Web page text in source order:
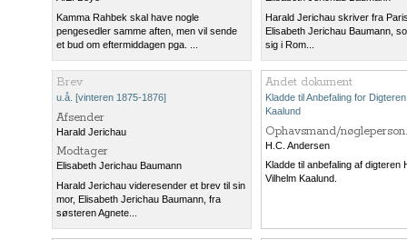
Kamma Rahbek skal have nogle
pengesedler samme aften, men vil sende
et bud om eftermiddagen pga. ...
Harald Jerichau skriver fra
Elisabeth Jerichau Baumann,
sig i Rom...
Brev
u.å. [vinteren 1875-1876]
Afsender
Harald Jerichau
Modtager
Elisabeth Jerichau Baumann
Harald Jerichau videresender et brev til sin
mor, Elisabeth Jerichau Baumann, fra
søsteren Agnete...
Andet dokument
Kladde til Anbefaling for
Kaalund
Ophavsmand/nøgleperson.
H.C. Andersen
Kladde til anbefaling af digteren
Vilhelm Kaalund.